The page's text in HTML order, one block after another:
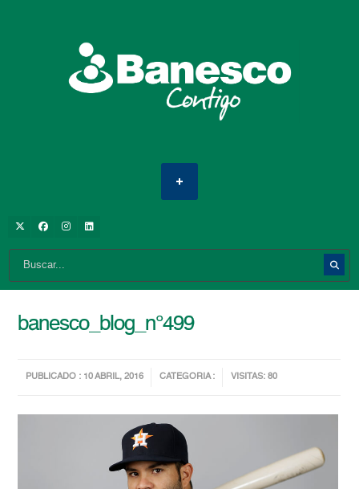
banesco_blog_n°499
PUBLICADO : 10 ABRIL, 2016 CATEGORIA : VISITAS: 80